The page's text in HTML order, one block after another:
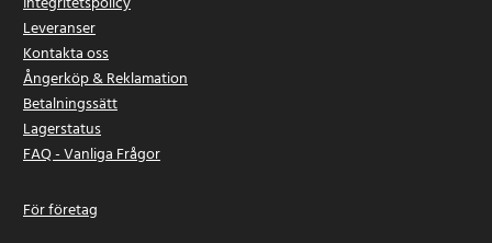
Leveranser
Kontakta oss
Ångerköp & Reklamation
Betalningssätt
Lagerstatus
FAQ - Vanliga Frågor
För företag